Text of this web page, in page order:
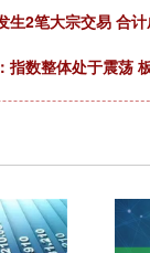
生2笔大宗交易 合
指数整体处于震荡